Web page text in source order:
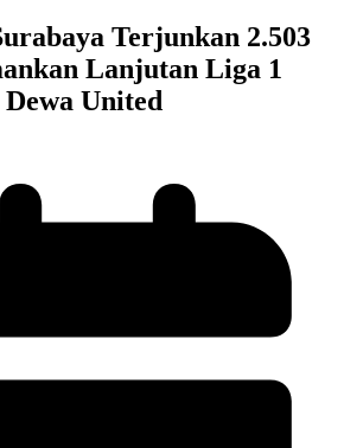
Terjunkan 2.503
Lanjutan Liga 1
Dewa United